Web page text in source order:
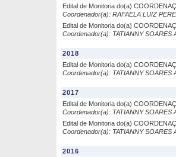
Edital de Monitoria do(a)
Coordenador(a): RAFAELA LUIZ
Edital de Monitoria do(a)
Coordenador(a): TATIANNY SOARES
2018
Edital de Monitoria do(a)
Coordenador(a): TATIANNY SOARES
2017
Edital de Monitoria do(a)
Coordenador(a): TATIANNY SOARES
Edital de Monitoria do(a)
Coordenador(a): TATIANNY SOARES
2016